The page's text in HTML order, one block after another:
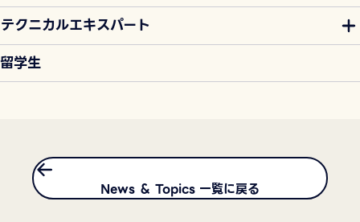
テクニカルエキスパート
留学生
News ＆ Topics 一覧に戻る